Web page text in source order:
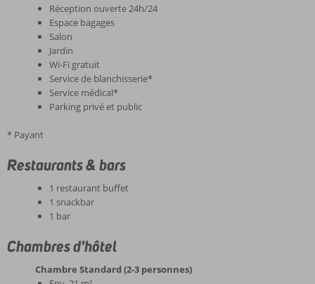
Réception ouverte 24h/24
Espace bagages
Salon
Jardin
Wi-Fi gratuit
Service de blanchisserie*
Service médical*
Parking privé et public
* Payant
Restaurants & bars
1 restaurant buffet
1 snackbar
1 bar
Chambres d'hôtel
Chambre Standard (2-3 personnes)